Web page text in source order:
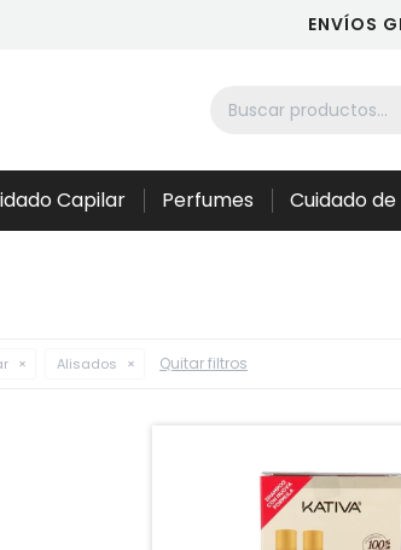
ENVÍOS
Capilar Perfumes Cuidado
Alisados Quitar filtros